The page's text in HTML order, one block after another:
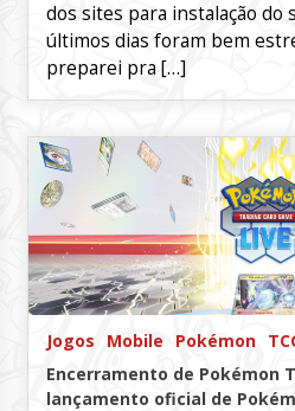
dos sites para instalação do
últimos dias foram bem
preparei pra […]
Jogos Mobile Pokémon
Encerramento de Pokémon
lançamento oficial de